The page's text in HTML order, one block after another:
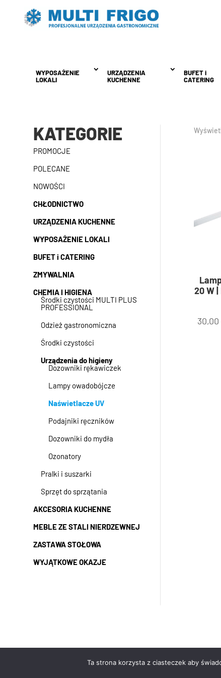
WYPOSAŻENIE
LOKALI
URZĄDZENIA
KUCHENNE
BUFET i
CATERING
WYPOSAŻENIE
LOKALI
URZĄDZENIA
KUCHENNE
BUFET i
CATERING
KATEGORIE
PROMOCJE
POLECANE
NOWOŚCI
CHŁODNICTWO
URZĄDZENIA KUCHENNE
WYPOSAŻENIE LOKALI
BUFET i CATERING
ZMYWALNIA
CHEMIA I HIGIENA
Środki czystości MULTI PLUS
PROFESSIONAL
Odzież gastronomiczna
Środki czystości
Urządzenia do higieny
Dozowniki rękawiczek
Lampy owadobójcze
Naświetlacze UV
Podajniki ręczników
Dozowniki do mydła
Ozonatory
Pralki i suszarki
Sprzęt do sprzątania
AKCESORIA KUCHENNE
MEBLE ZE STALI NIERDZEWNEJ
ZASTAWA STOŁOWA
WYJĄTKOWE OKAZJE
20 W
30,00
Ta strona korzysta z ciasteczek aby